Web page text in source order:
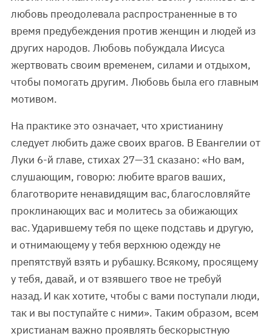
любовь преодолевала распространенные в то
время предубеждения против женщин и людей из
других народов. Любовь побуждала Иисуса
жертвовать своим временем, силами и отдыхом,
чтобы помогать другим. Любовь была его главным
мотивом.
На практике это означает, что христианину
следует любить даже своих врагов. В Евангелии от
Луки 6-й главе, стихах 27—31 сказано: «Но вам,
слушающим, говорю: любите врагов ваших,
благотворите ненавидящим вас, благословляйте
проклинающих вас и молитесь за обижающих
вас. Ударившему тебя по щеке подставь и другую,
и отнимающему у тебя верхнюю одежду не
препятствуй взять и рубашку. Всякому, просящему
у тебя, давай, и от взявшего твое не требуй
назад. И как хотите, чтобы с вами поступали люди,
так и вы поступайте с ними». Таким образом, всем
христианам важно проявлять бескорыстную